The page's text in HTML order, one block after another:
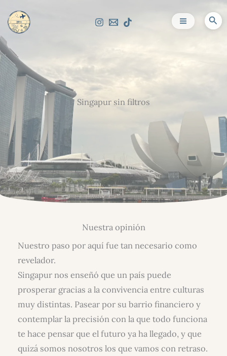
contenido
Singapur sin filtros
Nuestra opinión
Nuestro paso por aquí fue tan necesario como
revelador.
Singapur nos enseñó que un país puede
prosperar gracias a la convivencia entre culturas
muy distintas. Pasear por su barrio financiero y
contemplar la precisión con la que todo funciona
te hace pensar que el futuro ya ha llegado, y que
quizá somos nosotros los que vamos con retraso.